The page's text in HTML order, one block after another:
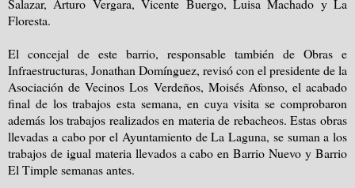
Salazar, Arturo Vergara, Vicente Buergo, Luisa Machado y La
Floresta.
El concejal de este barrio, responsable también de Obras e
Infraestructuras, Jonathan Domínguez, revisó con el presidente de la
Asociación de Vecinos Los Verdeños, Moisés Afonso, el acabado
final de los trabajos esta semana, en cuya visita se comprobaron
además los trabajos realizados en materia de rebacheos. Estas obras
llevadas a cabo por el Ayuntamiento de La Laguna, se suman a los
trabajos de igual materia llevados a cabo en Barrio Nuevo y Barrio
El Timple semanas antes.